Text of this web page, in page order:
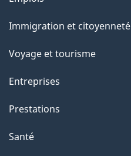
sujets
Immigration et citoyenneté
Voyage et tourisme
Entreprises
Prestations
Santé